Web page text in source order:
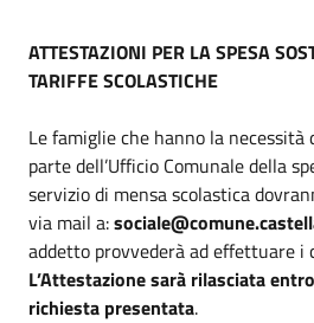
ATTESTAZIONI PER LA SPESA
TARIFFE SCOLASTICHE
Le famiglie che hanno la
parte dell’Ufficio Comunale della
servizio di mensa scolastica
via mail a:
addetto provvederà ad effettuare i
L’Attestazione sarà rilasciata
richiesta presentata.